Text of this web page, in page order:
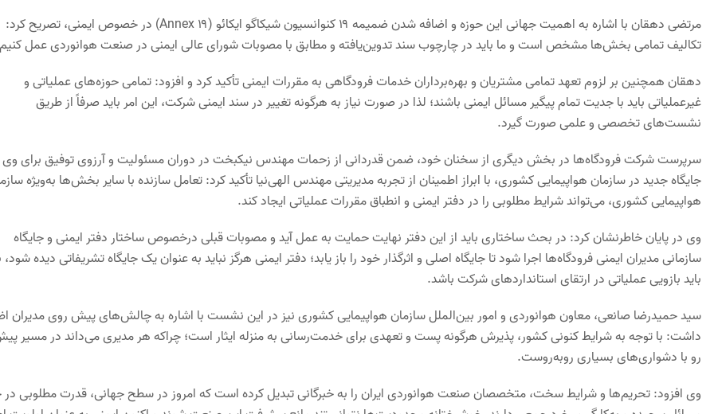
مرتضی دهقان با اشاره به اهمیت جهانی این حوزه و اضافه شدن ضمیمه ۱۹ کنوانسیون شیکاگو ایکائو (۱۹ Annex) در خصوص ایمنی، تصریح کرد:
تکالیف تمامی بخش‌ها مشخص است و ما باید در چارچوب سند تدوین‌یافته و مطابق با مصوبات شورای عالی ایمنی در صنعت هوانوردی عمل
دهقان همچنین بر لزوم تعهد تمامی مشتریان و بهره‌برداران خدمات فرودگاهی به مقررات ایمنی تأکید کرد و افزود: تمامی حوزه‌های عملیاتی و
غیرعملیاتی باید با جدیت تمام پیگیر مسائل ایمنی باشند؛ لذا در صورت نیاز به هرگونه تغییر در سند ایمنی شرکت، این امر باید صرفاً از طریق
نشست‌های تخصصی و علمی صورت گیرد.
سرپرست شرکت فرودگاه‌ها در بخش دیگری از سخنان خود، ضمن قدردانی از زحمات مهندس نیکبخت در دوران مسئولیت و آرزوی توفیق برای وی
جایگاه جدید در سازمان هواپیمایی کشوری، با ابراز اطمینان از تجربه مدیریتی مهندس الهی‌نیا تأکید کرد: تعامل سازنده با سایر بخش‌ها به‌ویژه
هواپیمایی کشوری، می‌تواند شرایط مطلوبی را در دفتر ایمنی و انطباق مقررات عملیاتی ایجاد کند.
وی در پایان خاطرنشان کرد: در بحث ساختاری باید از این دفتر نهایت حمایت به عمل آید و مصوبات قبلی درخصوص ساختار دفتر ایمنی و جایگاه
سازمانی مدیران ایمنی فرودگاه‌ها اجرا شود تا جایگاه اصلی و اثرگذار خود را باز یابد؛ دفتر ایمنی هرگز نباید به عنوان یک جایگاه تشریفاتی دیده شود،
باید بازویی عملیاتی در ارتقای استانداردهای شرکت باشد.
سید حمیدرضا صانعی، معاون هوانوردی و امور بین‌الملل سازمان هواپیمایی کشوری نیز در این نشست با اشاره به چالش‌های پیش روی مدیران
داشت: با توجه به شرایط کنونی کشور، پذیرش هرگونه پست و تعهدی برای خدمت‌رسانی به منزله ایثار است؛ چراکه هر مدیری می‌داند در مسیر
رو با دشواری‌های بسیاری روبه‌روست.
وی افزود: تحریم‌ها و شرایط سخت، متخصصان صنعت هوانوردی ایران را به خبرگانی تبدیل کرده است که امروز در سطح جهانی، قدرت مطلوبی